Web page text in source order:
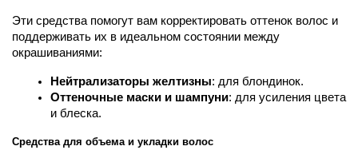
Эти средства помогут вам корректировать оттенок волос и
поддерживать их в идеальном состоянии между
окрашиваниями:
Нейтрализаторы желтизны: для блондинок.
Оттеночные маски и шампуни: для усиления цвета
и блеска.
Средства для объема и укладки волос